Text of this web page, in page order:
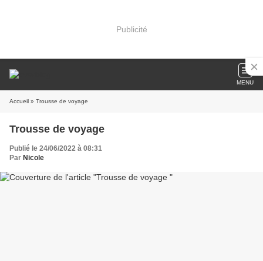
Publicité
MENU
Accueil » Trousse de voyage
Trousse de voyage
Publié le 24/06/2022 à 08:31
Par Nicole